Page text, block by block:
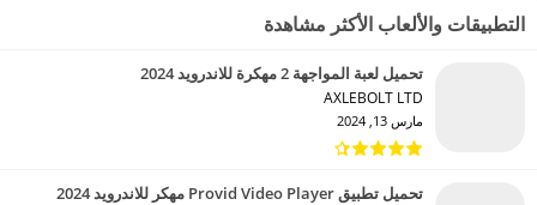
التطبيقات والألعاب الأكثر مشاهدة
تحميل لعبة المواجهة 2 مهكرة للاندرويد 2024
AXLEBOLT LTD‏
مارس 13, 2024
تحميل تطبيق Provid Video Player مهكر للاندرويد 2024